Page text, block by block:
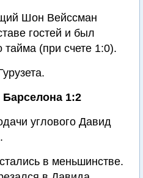
Шон Вейссман
гостей и был
(при счете 1:0).
1:2
углового Давид
в меньшинстве.